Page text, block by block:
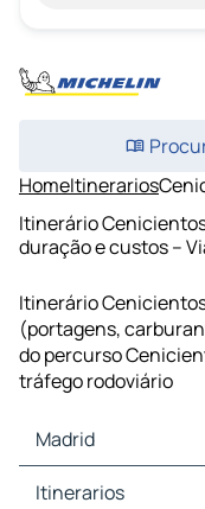
HomeItinerarios
Itinerário
duração e custos –
Itinerário
(portagens,
do percurso
tráfego rodoviário
Madrid
Madrid Mapas Plantas
Itinerarios